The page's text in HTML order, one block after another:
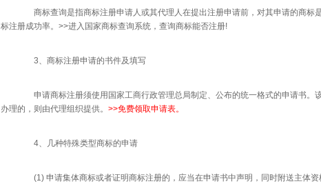
商标查询是指商标注册申请人或其代理人在提出注册申请前，对其申请的商标
标注册成功率。>>进入国家商标查询系统，查询商标能否注册!
3、商标注册申请的书件及填写
申请商标注册须使用国家工商行政管理总局制定、公布的统一格式的申请书。
办理的，则由代理组织提供。 >>免费领取申请表。
4、几种特殊类型商标的申请
(1) 申请集体商标或者证明商标注册的，应当在申请书中声明，同时附送主体资